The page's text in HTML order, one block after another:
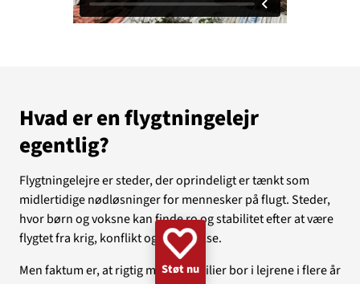
Hvad er en flygtningelejr
egentlig?
Flygtningelejre er steder, der oprindeligt er tænkt som
midlertidige nødløsninger for mennesker på flugt. Steder,
hvor børn og voksne kan finde ro og stabilitet efter at være
flygtet fra krig, konflikt og forfølgelse.
Men faktum er, at rigtig mange familier bor i lejrene i flere år
Støt nu